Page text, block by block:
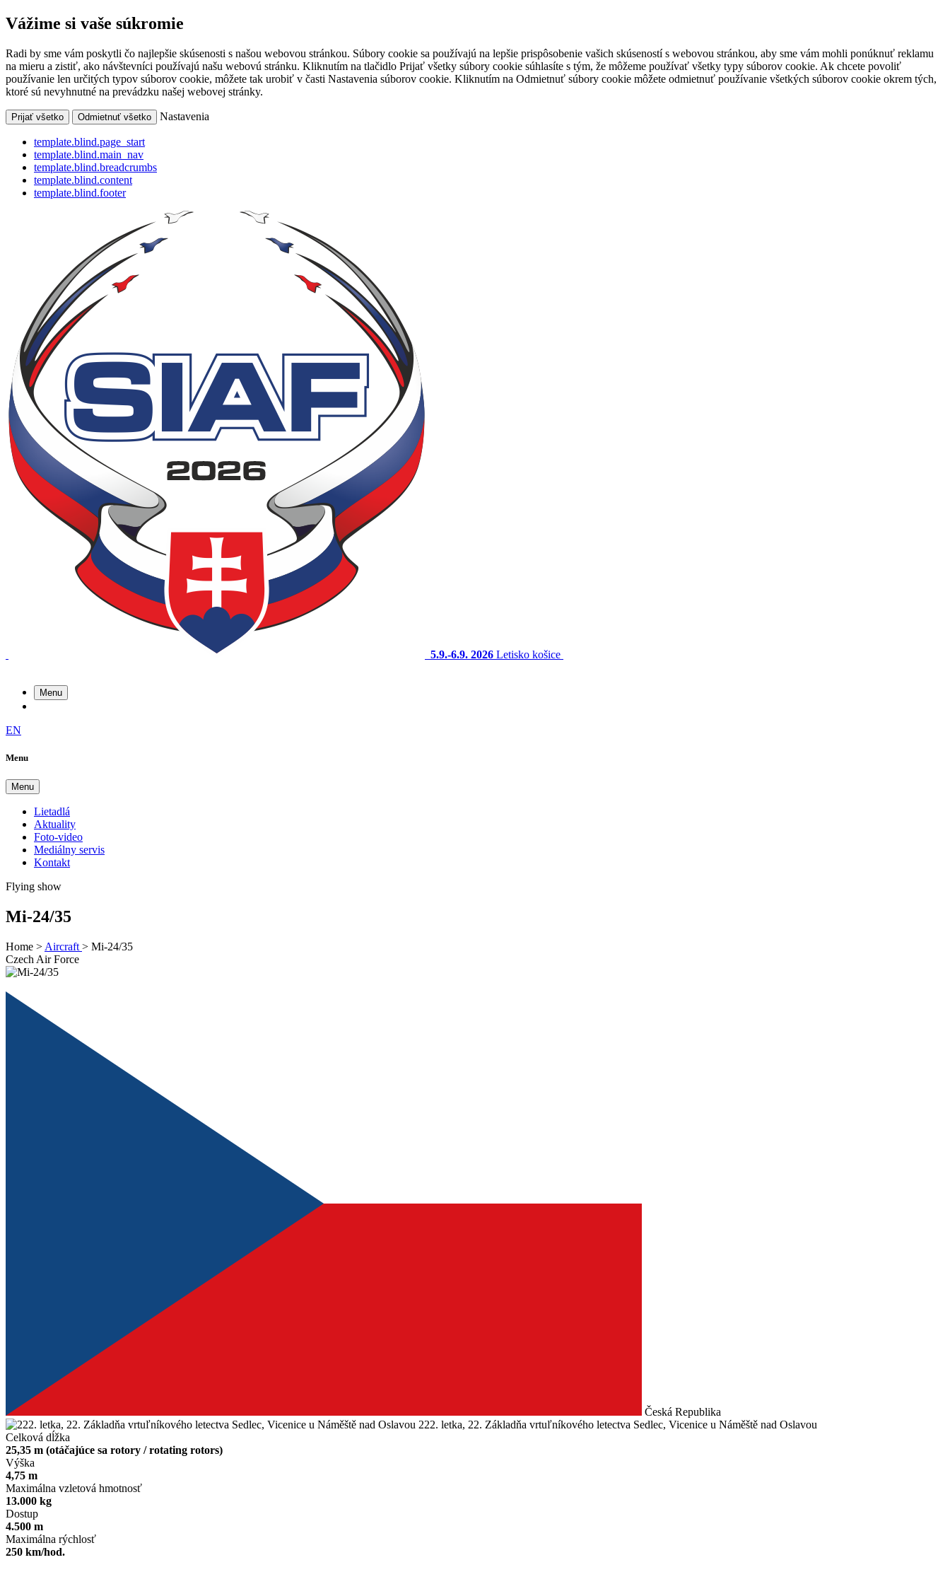
Vážime si vaše súkromie
Radi by sme vám poskytli čo najlepšie skúsenosti s našou webovou stránkou. Súbory cookie sa používajú na lepšie prispôsobenie vašich skúseností s webovou stránkou, aby sme vám mohli ponúknuť reklamu
na mieru a zistiť, ako návštevníci používajú našu webovú stránku. Kliknutím na tlačidlo Prijať všetky súbory cookie súhlasíte s tým, že môžeme používať všetky typy súborov cookie. Ak chcete povoliť
používanie len určitých typov súborov cookie, môžete tak urobiť v časti Nastavenia súborov cookie. Kliknutím na Odmietnuť súbory cookie môžete odmietnuť používanie všetkých súborov cookie okrem tých,
ktoré sú nevyhnutné na prevádzku našej webovej stránky.
Prijať všetko Odmietnuť všetko Nastavenia
template.blind.page_start
template.blind.main_nav
template.blind.breadcrumbs
template.blind.content
template.blind.footer
5.9.-6.9. 2026 Letisko košice
Menu
EN
Menu
Menu
Lietadlá
Aktuality
Foto-video
Mediálny servis
Kontakt
Flying show
Mi-24/35
Home > Aircraft > Mi-24/35
Czech Air Force
Česká Republika
222. letka, 22. Základňa vrtuľníkového letectva Sedlec, Vicenice u Náměště nad Oslavou
Celková dĺžka
25,35 m (otáčajúce sa rotory / rotating rotors)
Výška
4,75 m
Maximálna vzletová hmotnosť
13.000 kg
Dostup
4.500 m
Maximálna rýchlosť
250 km/hod.